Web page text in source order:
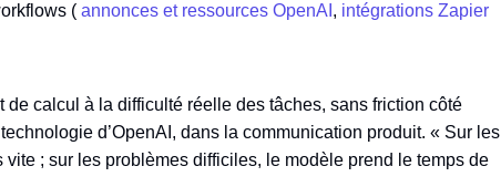
( annonces et ressources OpenAI , intégrations Zapier
de calcul à la difficulté réelle des tâches, sans friction côté
d’OpenAI, dans la communication produit. « Sur les
; sur les problèmes difficiles, le modèle prend le temps de